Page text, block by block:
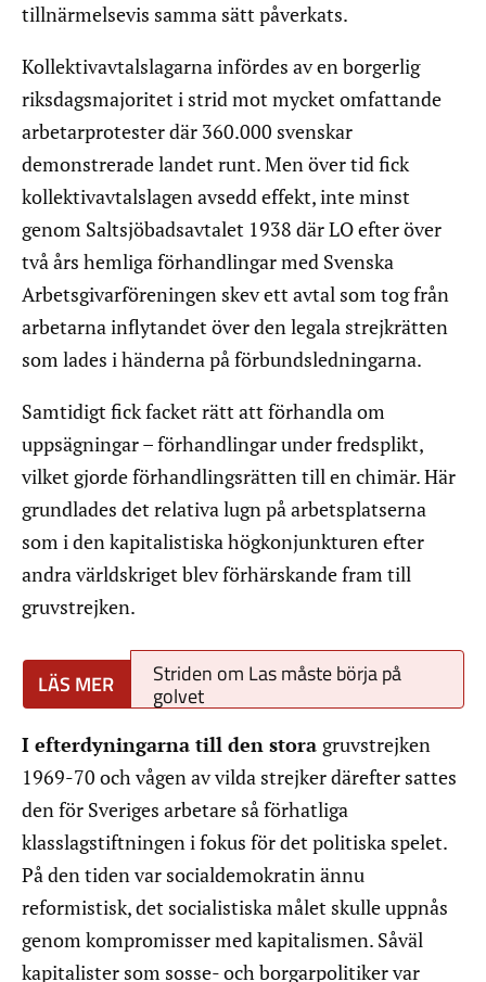
tillnärmelsevis samma sätt påverkats.
Kollektivavtalslagarna infördes av en borgerlig
riksdagsmajoritet i strid mot mycket omfattande
arbetarprotester där 360.000 svenskar
demonstrerade landet runt. Men över tid fick
kollektivavtalslagen avsedd effekt, inte minst
genom Saltsjöbadsavtalet 1938 där LO efter över
två års hemliga förhandlingar med Svenska
Arbetsgivarföreningen skev ett avtal som tog från
arbetarna inflytandet över den legala strejkrätten
som lades i händerna på förbundsledningarna.
Samtidigt fick facket rätt att förhandla om
uppsägningar – förhandlingar under fredsplikt,
vilket gjorde förhandlingsrätten till en chimär. Här
grundlades det relativa lugn på arbetsplatserna
som i den kapitalistiska högkonjunkturen efter
andra världskriget blev förhärskande fram till
gruvstrejken.
Striden om Las måste börja på
golvet
I efterdyningarna till den stora gruvstrejken
1969-70 och vågen av vilda strejker därefter sattes
den för Sveriges arbetare så förhatliga
klasslagstiftningen i fokus för det politiska spelet.
På den tiden var socialdemokratin ännu
reformistisk, det socialistiska målet skulle uppnås
genom kompromisser med kapitalismen. Såväl
kapitalister som sosse- och borgarpolitiker var